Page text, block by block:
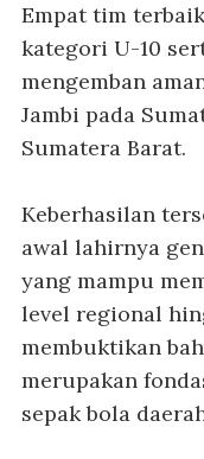
Empat tim
kategori U-10
mengemban
Jambi pada
Sumatera Barat.
Keberhasilan
awal lahirnya
yang mampu
level regional
membuktikan
merupakan
sepak bola